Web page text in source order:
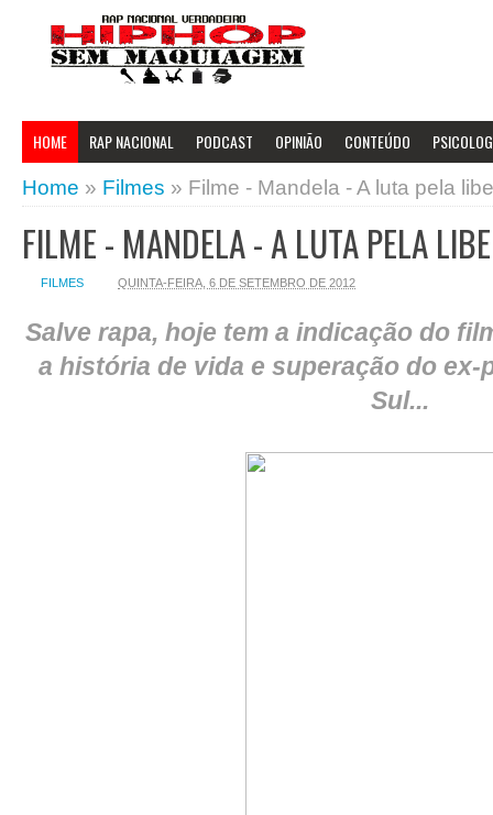
HOME RAP NACIONAL PODCAST OPINIÃO CONTEÚDO
Home » Filmes » Filme - Mandela - A luta pela
FILME - MANDELA - A LUTA PELA
FILMES QUINTA-FEIRA, 6 DE SETEMBRO DE 2012
Salve rapa, hoje tem a indicação do
a história de vida e superação do
Sul...